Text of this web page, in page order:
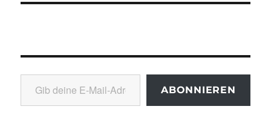
Gib deine E-Mail-Adresse ein ...
ABONNIEREN